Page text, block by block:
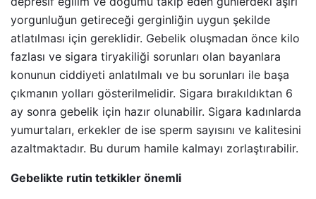
yorgunluğun getireceği gerginliğin uygun şekilde
atlatılması için gereklidir. Gebelik oluşmadan önce kilo
fazlası ve sigara tiryakiliği sorunları olan bayanlara
konunun ciddiyeti anlatılmalı ve bu sorunları ile başa
çıkmanın yolları gösterilmelidir. Sigara bırakıldıktan 6
ay sonra gebelik için hazır olunabilir. Sigara kadınlarda
yumurtaları, erkekler de ise sperm sayısını ve kalitesini
azaltmaktadır. Bu durum hamile kalmayı zorlaştırabilir.
Gebelikte rutin tetkikler önemli